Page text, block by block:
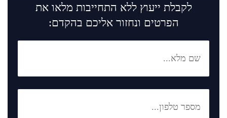
לקבלת ייעוץ ללא התחייבות מלאו את
הפרטים ונחזור אליכם בהקדם: